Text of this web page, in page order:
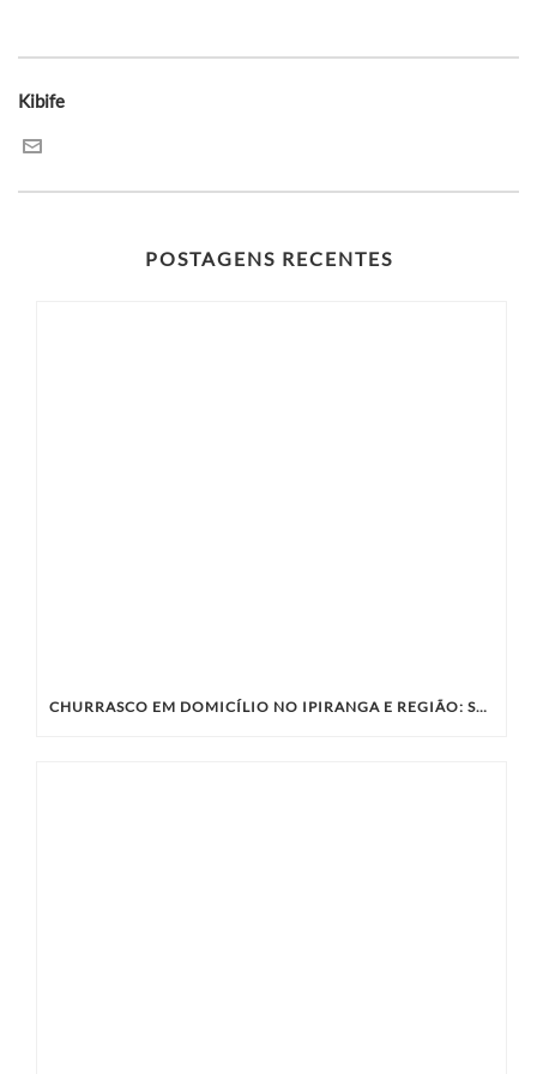
Kibife
POSTAGENS RECENTES
CHURRASCO EM DOMICÍLIO NO IPIRANGA E REGIÃO: SABORES ÚNICOS COM A KIBIFE